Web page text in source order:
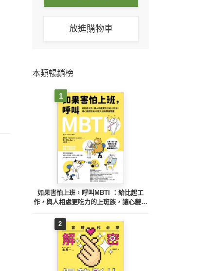
放進購物車
本類暢銷榜
1
如果害怕上班，呼叫MBTI ：給比起工
作，與人相處更吃力的上班族，讓心變輕
2